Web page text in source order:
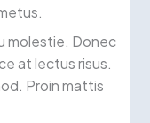
molestie. Donec
at lectus risus.
Proin mattis